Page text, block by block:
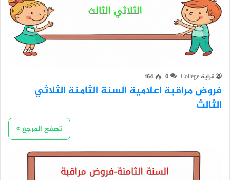
قراية Collège 0
164
فروض مراقبة اعلامية السنة الثامنة الثلاثي
الثالث
تصفح المرجع »